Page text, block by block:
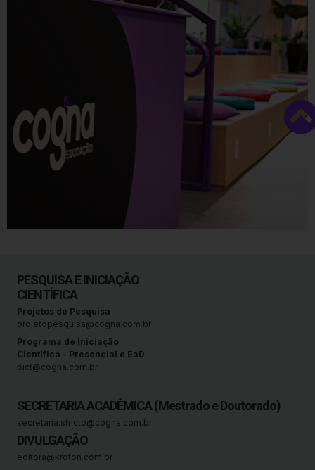
PESQUISA E INICIAÇÃO
CIENTÍFICA
Projetos de Pesquisa
projetopesquisa@cogna.com.br
Programa de Iniciação
Científica - Presencial e EaD
pict@cogna.com.br
SECRETARIA ACADÊMICA (Mestrado e Doutorado)
secretaria.stricto@cogna.com.br
DIVULGAÇÃO
editora@kroton.com.br